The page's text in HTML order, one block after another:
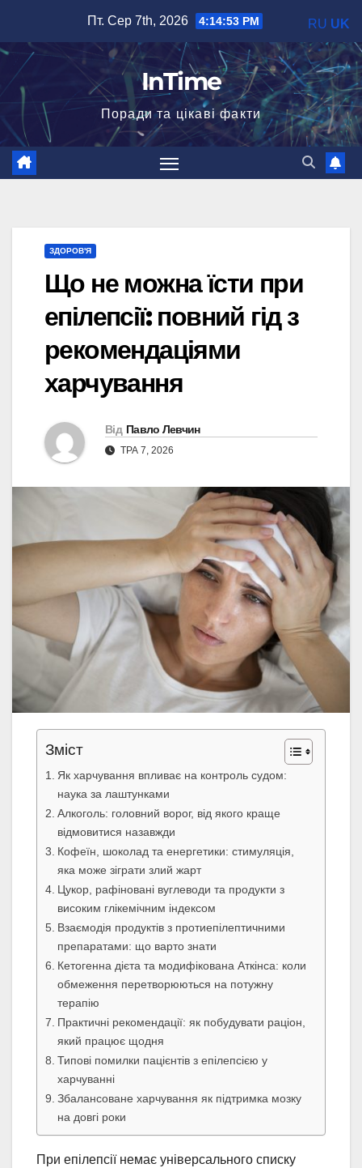
вмісту
Пт. Сер 7th, 2026 4:14:54 PM
InTime
Поради та цікаві факти
ЗДОРОВ'Я
Що не можна їсти при
епілепсії: повний гід з
рекомендаціями
харчування
Від Павло Левчин
ТРА 7, 2026
Зміст
Як харчування впливає на контроль судом:
наука за лаштунками
Алкоголь: головний ворог, від якого краще
відмовитися назавжди
Кофеїн, шоколад та енергетики: стимуляція,
яка може зіграти злий жарт
Цукор, рафіновані вуглеводи та продукти з
високим глікемічним індексом
Взаємодія продуктів з протиепілептичними
препаратами: що варто знати
Кетогенна дієта та модифікована Аткінса: коли
обмеження перетворюються на потужну
терапію
Практичні рекомендації: як побудувати раціон,
який працює щодня
Типові помилки пацієнтів з епілепсією у
харчуванні
Збалансоване харчування як підтримка мозку
на довгі роки
При епілепсії немає універсального списку
RU UK